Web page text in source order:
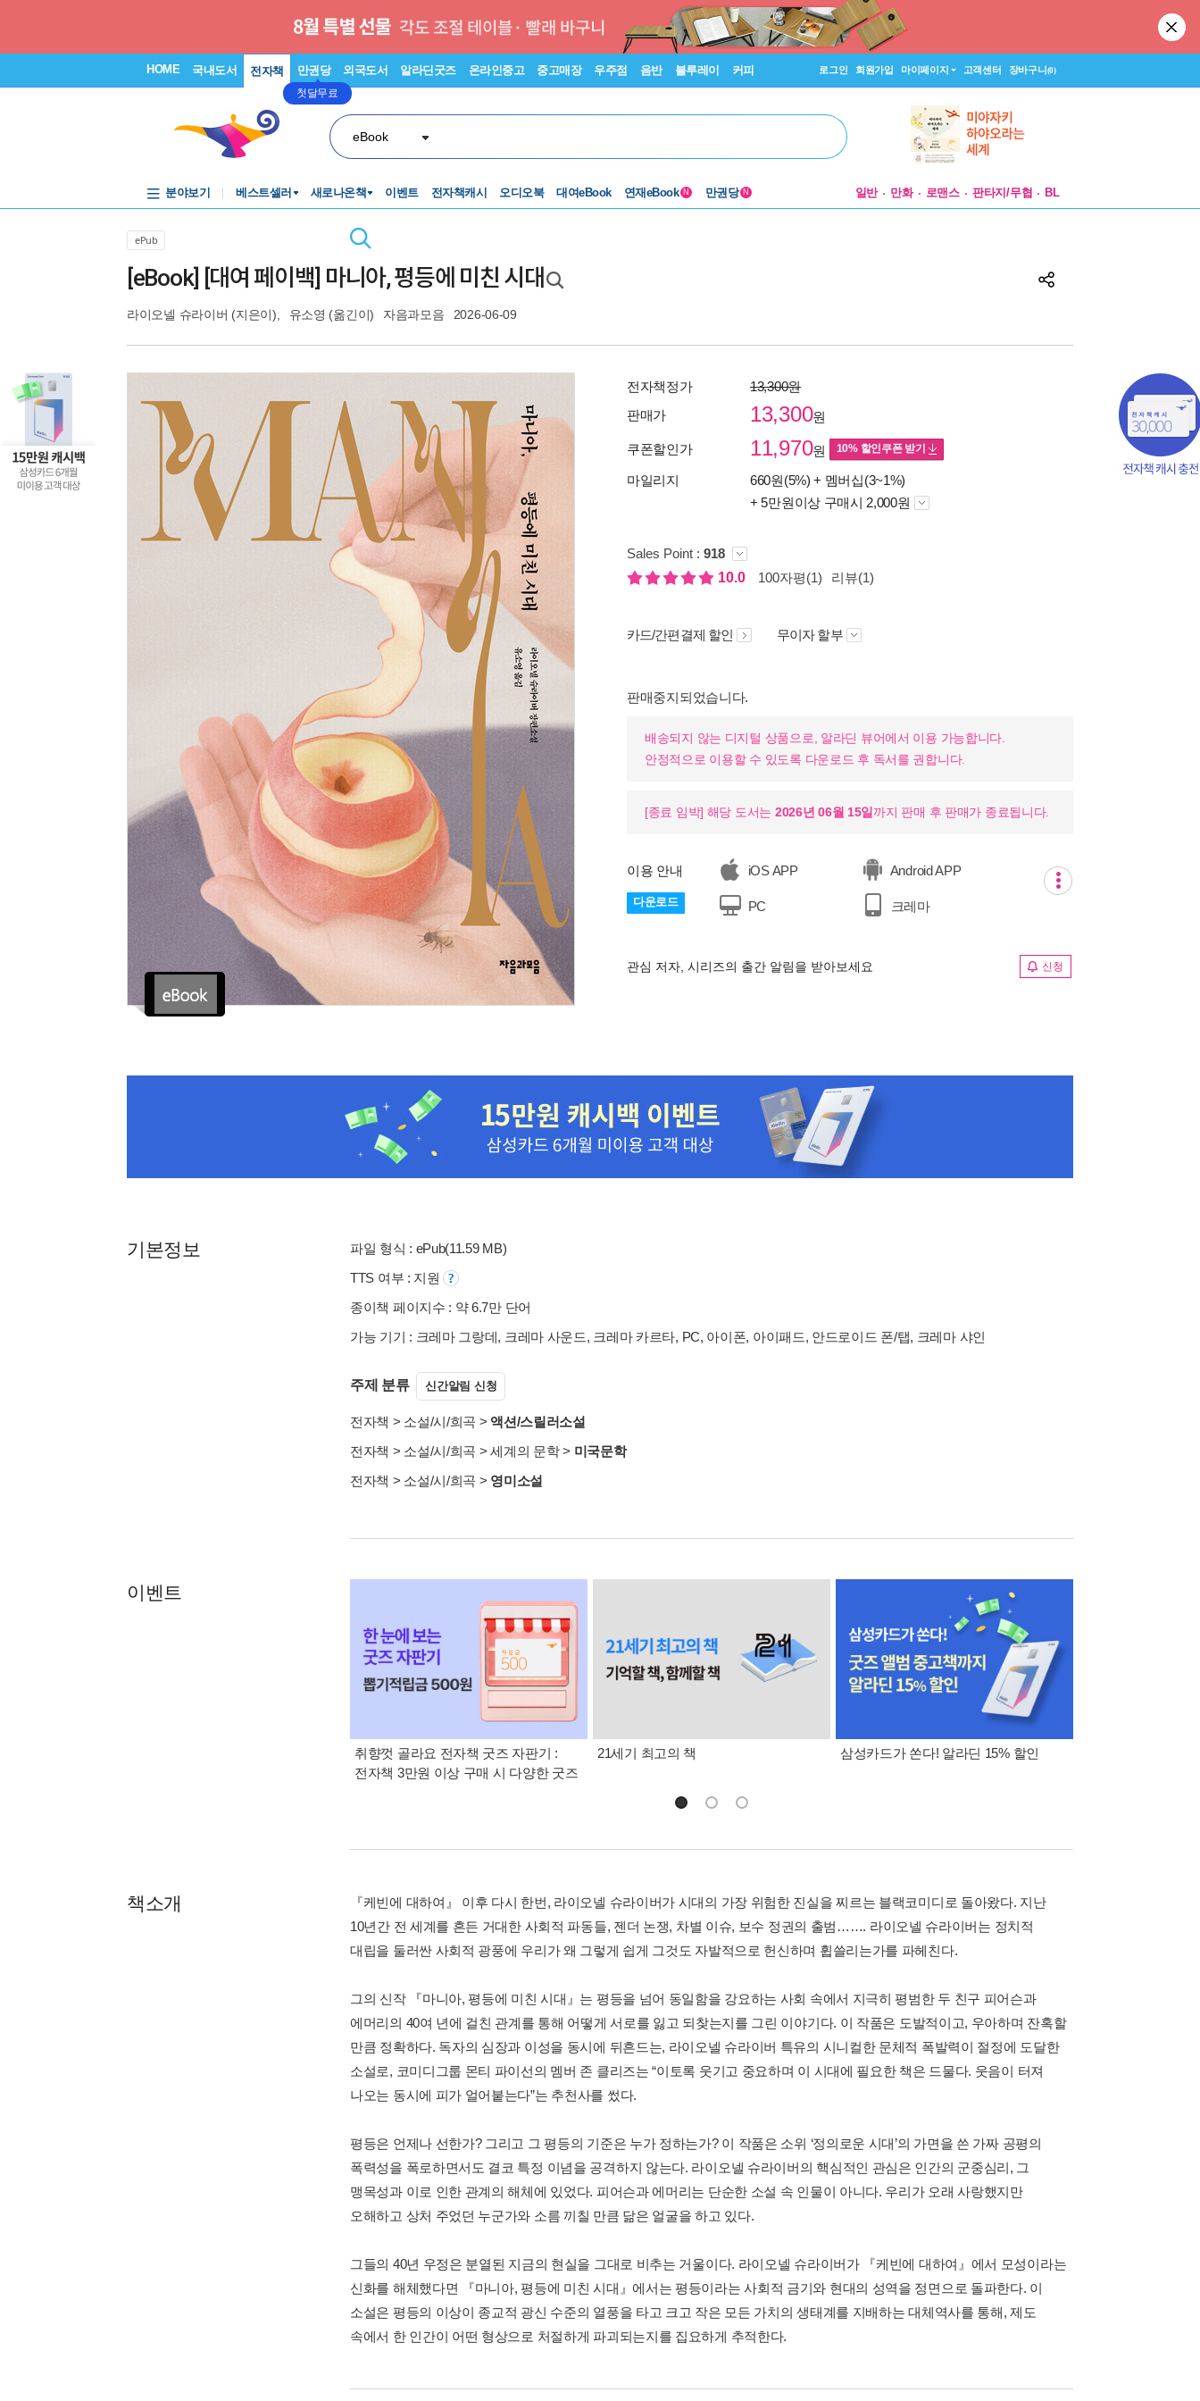
HOME 국내도서 전자책 만권당
첫달무료
외국도서 알라딘굿즈 온라인중고 중고매장 우주점 음반 블루레이 커피 로그인 회원가입 마이페이지 고객센터 장바구니(0)
eBook
분야보기 베스트셀러 새로나온책 이벤트 전자책캐시 오디오북 대여eBook 연재eBook N 만권당 N 일반 만화 로맨스 판타지/무협 BL
ePub
[eBook] [대여 페이백] 마니아, 평등에 미친 시대
라이오넬 슈라이버 (지은이), 유소영 (옮긴이) 자음과모음 2026-06-09
전자책정가
13,300원
판매가
13,300원
쿠폰할인가 11,970원 10% 할인쿠폰 받기
마일리지 660원(5%) + 멤버십(3~1%)
+ 5만원이상 구매시 2,000원
Sales Point : 918
10.0
100자평(1) 리뷰(1)
카드/간편결제 할인 무이자 할부
판매중지되었습니다.
배송되지 않는 디지털 상품으로, 알라딘 뷰어에서 이용 가능합니다.
안정적으로 이용할 수 있도록 다운로드 후 독서를 권합니다.
[종료 임박] 해당 도서는 2026년 06월 15일 까지 판매 후 판매가 종료됩니다.
이용 안내
다운로드
iOS APP Android APP
PC 크레마
관심 저자, 시리즈의 출간 알림을 받아보세요 신청
기본정보
파일 형식 : ePub(11.59 MB)
TTS 여부 : 지원
종이책 페이지수 : 약 6.7만 단어
가능 기기 : 크레마 그랑데, 크레마 사운드, 크레마 카르타, PC, 아이폰, 아이패드, 안드로이드 폰/탭, 크레마 샤인
주제 분류 신간알림 신청
전자책 > 소설/시/희곡 > 액션/스릴러소설
전자책 > 소설/시/희곡 >세계의 문학> 미국문학
전자책 > 소설/시/희곡 > 영미소설
이벤트
취향껏 골라요 전자책 굿즈 자판기 :
전자책 3만원 이상 구매 시 다양한 굿즈
21세기 최고의 책 삼성카드가 쏜다! 알라딘 15% 할인
책소개
『케빈에 대하여』 이후 다시 한번, 라이오넬 슈라이버가 시대의 가장 위험한 진실을 찌르는 블랙코미디로 돌아왔다. 지난
10년간 전 세계를 흔든 거대한 사회적 파동들, 젠더 논쟁, 차별 이슈, 보수 정권의 출범……. 라이오넬 슈라이버는 정치적
대립을 둘러싼 사회적 광풍에 우리가 왜 그렇게 쉽게 그것도 자발적으로 헌신하며 휩쓸리는가를 파헤친다.
그의 신작 『마니아, 평등에 미친 시대』는 평등을 넘어 동일함을 강요하는 사회 속에서 지극히 평범한 두 친구 피어슨과
에머리의 40여 년에 걸친 관계를 통해 어떻게 서로를 잃고 되찾는지를 그린 이야기다. 이 작품은 도발적이고, 우아하며 잔혹할
만큼 정확하다. 독자의 심장과 이성을 동시에 뒤흔드는, 라이오넬 슈라이버 특유의 시니컬한 문체적 폭발력이 절정에 도달한
소설로, 코미디그룹 몬티 파이선의 멤버 존 클리즈는 “이토록 웃기고 중요하며 이 시대에 필요한 책은 드물다. 웃음이 터져
나오는 동시에 피가 얼어붙는다”는 추천사를 썼다.
평등은 언제나 선한가? 그리고 그 평등의 기준은 누가 정하는가? 이 작품은 소위 ‘정의로운 시대’의 가면을 쓴 가짜 공평의
폭력성을 폭로하면서도 결코 특정 이념을 공격하지 않는다. 라이오넬 슈라이버의 핵심적인 관심은 인간의 군중심리, 그
맹목성과 이로 인한 관계의 해체에 있었다. 피어슨과 에머리는 단순한 소설 속 인물이 아니다. 우리가 오래 사랑했지만
오해하고 상처 주었던 누군가와 소름 끼칠 만큼 닮은 얼굴을 하고 있다.
그들의 40년 우정은 분열된 지금의 현실을 그대로 비추는 거울이다. 라이오넬 슈라이버가 『케빈에 대하여』에서 모성이라는
신화를 해체했다면 『마니아, 평등에 미친 시대』에서는 평등이라는 사회적 금기와 현대의 성역을 정면으로 돌파한다. 이
소설은 평등의 이상이 종교적 광신 수준의 열풍을 타고 크고 작은 모든 가치의 생태계를 지배하는 대체역사를 통해, 제도
속에서 한 인간이 어떤 형상으로 처절하게 파괴되는지를 집요하게 추적한다.